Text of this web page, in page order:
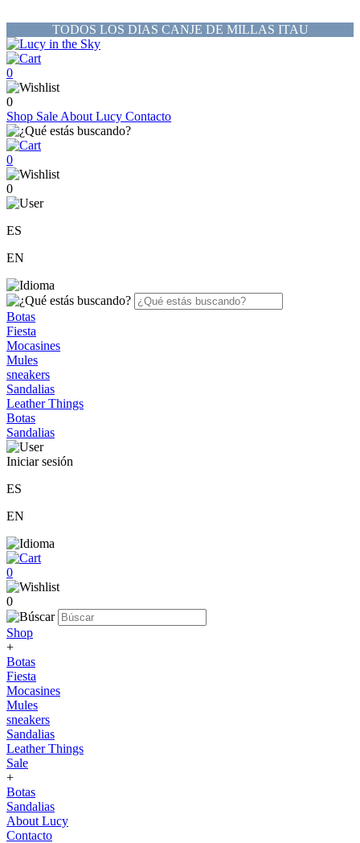
TODOS LOS DIAS CANJE DE MILLAS ITAU
0
0
Shop Sale About Lucy Contacto
0
0
ES
EN
Botas
Fiesta
Mocasines
Mules
sneakers
Sandalias
Leather Things
Botas
Sandalias
Iniciar sesión
ES
EN
0
0
Shop
+
Botas
Fiesta
Mocasines
Mules
sneakers
Sandalias
Leather Things
Sale
+
Botas
Sandalias
About Lucy
Contacto